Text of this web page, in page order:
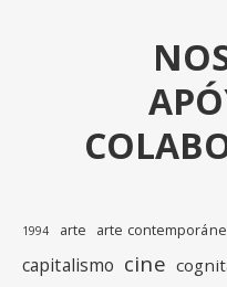
1994 arte arte
capitalismo cine